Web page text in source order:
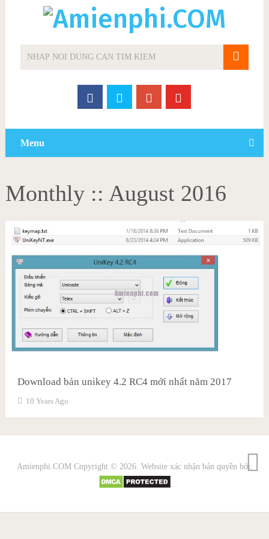
Menu
Monthly :: August 2016
Download bản unikey 4.2 RC4 mới nhất năm 2017
10 Years Ago
Amienphi.COMCopyright © 2026. Website xác nhận bản quyền bởi: